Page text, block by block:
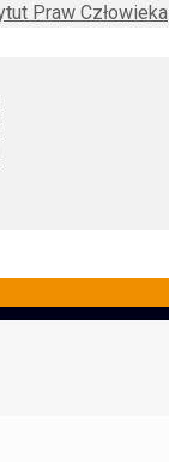
Praw Człowieka